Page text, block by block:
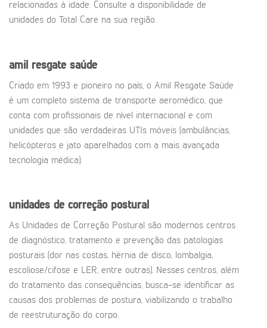
relacionadas à idade. Consulte a disponibilidade de
unidades do Total Care na sua região.
amil resgate saúde
Criado em 1993 e pioneiro no país, o Amil Resgate Saúde
é um completo sistema de transporte aeromédico, que
conta com profissionais de nível internacional e com
unidades que são verdadeiras UTIs móveis (ambulâncias,
helicópteros e jato aparelhados com a mais avançada
tecnologia médica).
unidades de correção postural
As Unidades de Correção Postural são modernos centros
de diagnóstico, tratamento e prevenção das patologias
posturais (dor nas costas, hérnia de disco, lombalgia,
escoliose/cifose e LER, entre outras). Nesses centros, além
do tratamento das consequências, busca-se identificar as
causas dos problemas de postura, viabilizando o trabalho
de reestruturação do corpo.